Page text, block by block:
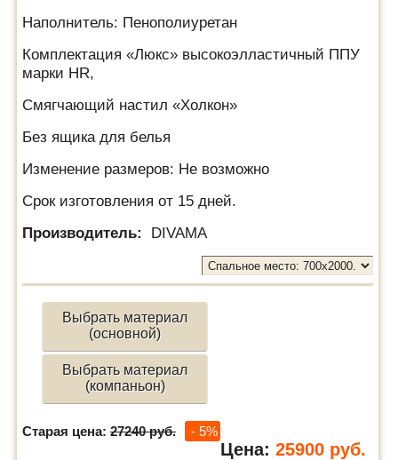
Наполнитель: Пенополиуретан
Комплектация «Люкс» высокоэлластичный ППУ
марки HR,
Смягчающий настил «Холкон»
Без ящика для белья
Изменение размеров: Не возможно
Срок изготовления от 15 дней.
Производитель:
DIVAMA
Выбрать материал
(основной)
Выбрать материал
(компаньон)
Старая цена:27240 руб. - 5%
Цена: 25900 руб.